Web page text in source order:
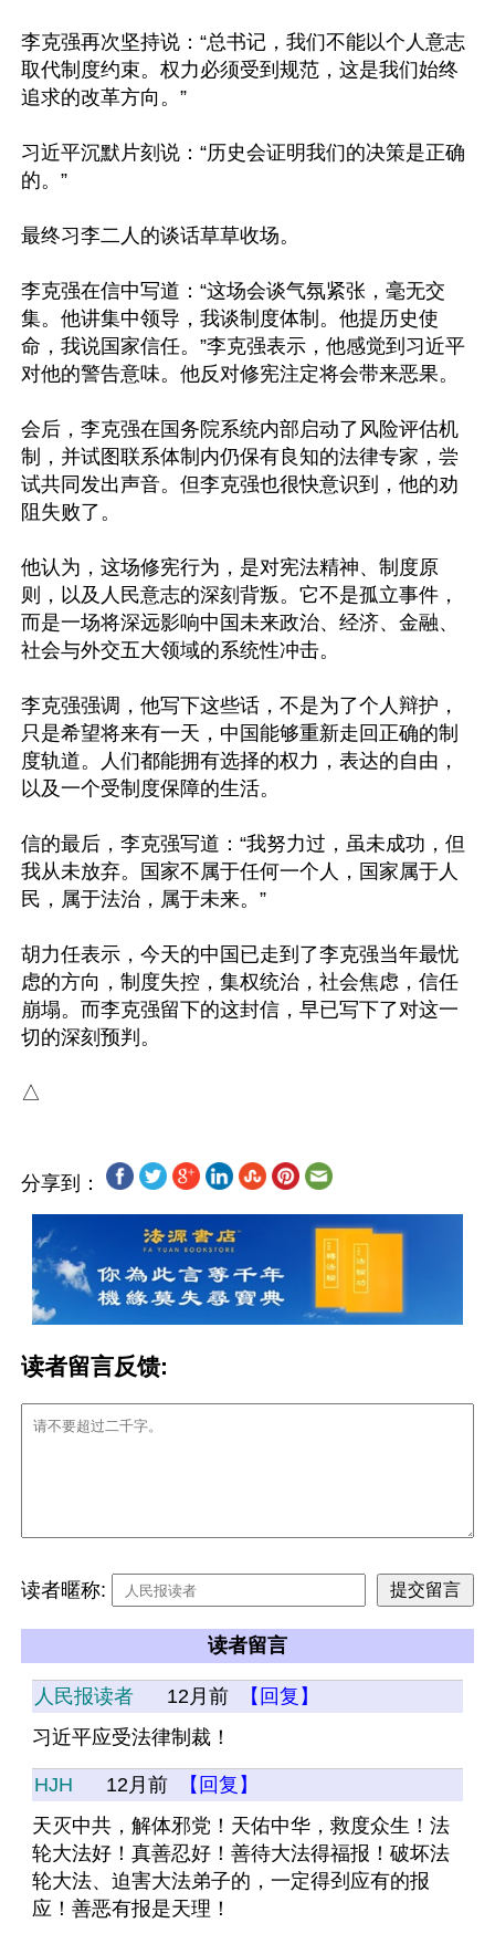
李克强再次坚持说：“总书记，我们不能以个人意志
取代制度约束。权力必须受到规范，这是我们始终
追求的改革方向。”
习近平沉默片刻说：“历史会证明我们的决策是正确
的。”
最终习李二人的谈话草草收场。
李克强在信中写道：“这场会谈气氛紧张，毫无交
集。他讲集中领导，我谈制度体制。他提历史使
命，我说国家信任。”李克强表示，他感觉到习近平
对他的警告意味。他反对修宪注定将会带来恶果。
会后，李克强在国务院系统内部启动了风险评估机
制，并试图联系体制内仍保有良知的法律专家，尝
试共同发出声音。但李克强也很快意识到，他的劝
阻失败了。
他认为，这场修宪行为，是对宪法精神、制度原
则，以及人民意志的深刻背叛。它不是孤立事件，
而是一场将深远影响中国未来政治、经济、金融、
社会与外交五大领域的系统性冲击。
李克强强调，他写下这些话，不是为了个人辩护，
只是希望将来有一天，中国能够重新走回正确的制
度轨道。人们都能拥有选择的权力，表达的自由，
以及一个受制度保障的生活。
信的最后，李克强写道：“我努力过，虽未成功，但
我从未放弃。国家不属于任何一个人，国家属于人
民，属于法治，属于未来。”
胡力任表示，今天的中国已走到了李克强当年最忧
虑的方向，制度失控，集权统治，社会焦虑，信任
崩塌。而李克强留下的这封信，早已写下了对这一
切的深刻预判。
分享到：
读者留言反馈:
读者暱称:
读者留言
人民报读者 12月前
【回复】
习近平应受法律制裁！
HJH 12月前
【回复】
天灭中共，解体邪党！天佑中华，救度众生！法
轮大法好！真善忍好！善待大法得福报！破坏法
轮大法、迫害大法弟子的，一定得刭应有的报
应！善恶有报是天理！